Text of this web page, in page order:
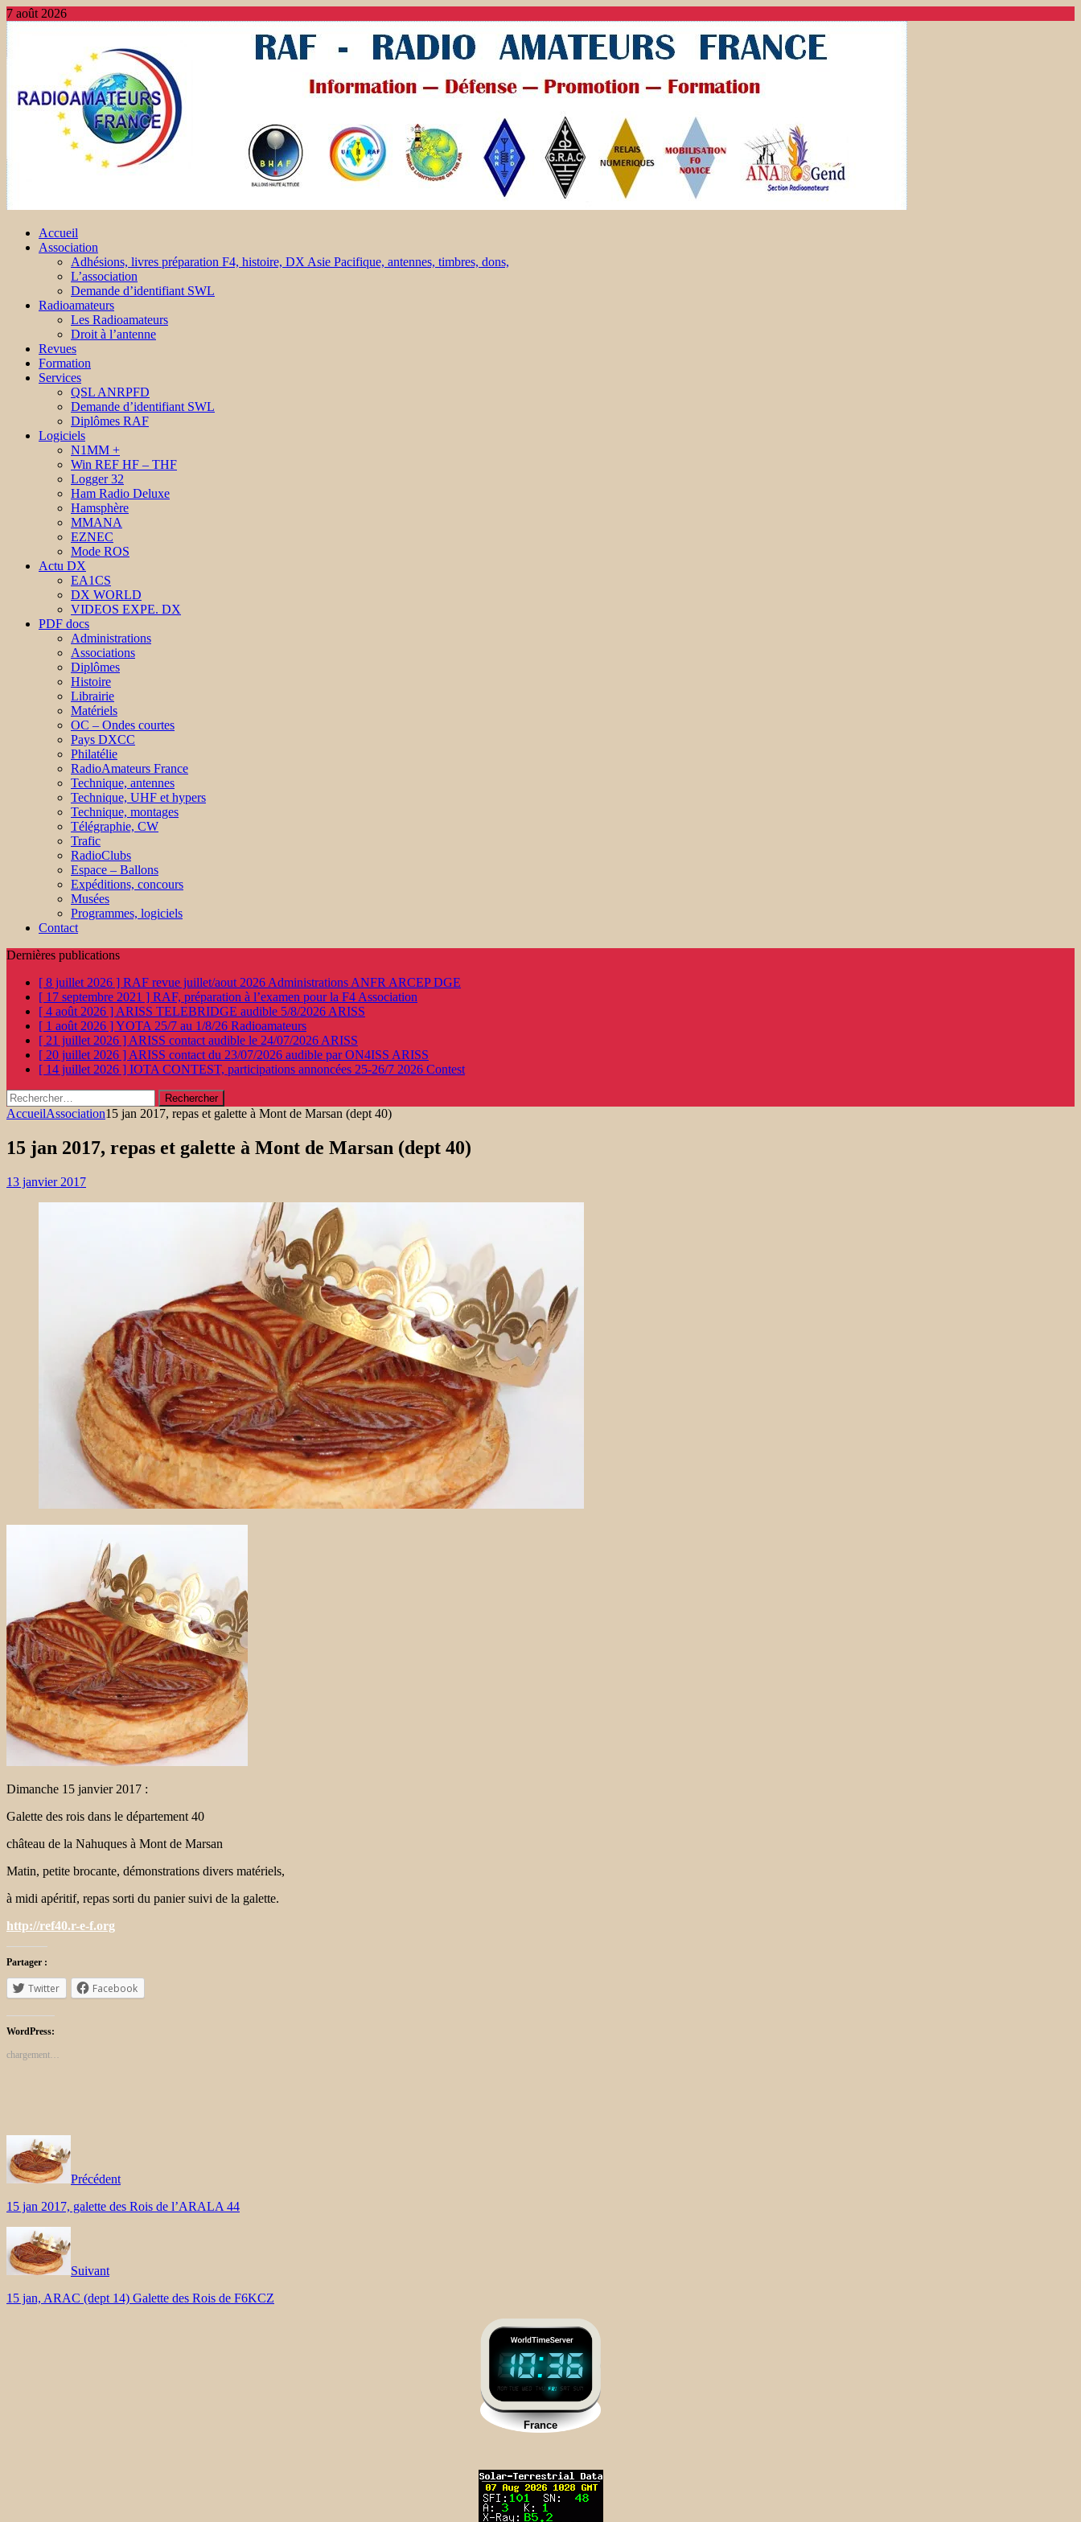
7 août 2026
Accueil
Association
Adhésions, livres préparation F4, histoire, DX Asie Pacifique, antennes, timbres, dons,
L’association
Demande d’identifiant SWL
Radioamateurs
Les Radioamateurs
Droit à l’antenne
Revues
Formation
Services
QSL ANRPFD
Demande d’identifiant SWL
Diplômes RAF
Logiciels
N1MM +
Win REF HF – THF
Logger 32
Ham Radio Deluxe
Hamsphère
MMANA
EZNEC
Mode ROS
Actu DX
EA1CS
DX WORLD
VIDEOS EXPE. DX
PDF docs
Administrations
Associations
Diplômes
Histoire
Librairie
Matériels
OC – Ondes courtes
Pays DXCC
Philatélie
RadioAmateurs France
Technique, antennes
Technique, UHF et hypers
Technique, montages
Télégraphie, CW
Trafic
RadioClubs
Espace – Ballons
Expéditions, concours
Musées
Programmes, logiciels
Contact
Dernières publications
[ 8 juillet 2026 ] RAF revue juillet/aout 2026 Administrations ANFR ARCEP DGE
[ 17 septembre 2021 ] RAF, préparation à l’examen pour la F4 Association
[ 4 août 2026 ] ARISS TELEBRIDGE audible 5/8/2026 ARISS
[ 1 août 2026 ]YOTA 25/7 au 1/8/26 Radioamateurs
[ 21 juillet 2026 ] ARISS contact audible le 24/07/2026 ARISS
[ 20 juillet 2026 ] ARISS contact du 23/07/2026 audible par ON4ISS ARISS
[ 14 juillet 2026 ] IOTA CONTEST, participations annoncées 25-26/7 2026 Contest
Rechercher :
AccueilAssociation15 jan 2017, repas et galette à Mont de Marsan (dept 40)
15 jan 2017, repas et galette à Mont de Marsan (dept 40)
13 janvier 2017
Dimanche 15 janvier 2017 :
Galette des rois dans le département 40
château de la Nahuques à Mont de Marsan
Matin, petite brocante, démonstrations divers matériels,
à midi apéritif, repas sorti du panier suivi de la galette.
http://ref40.r-e-f.org
Partager :
Twitter Facebook
WordPress:
chargement…
Précédent
15 jan 2017, galette des Rois de l’ARALA 44
Suivant
15 jan, ARAC (dept 14) Galette des Rois de F6KCZ